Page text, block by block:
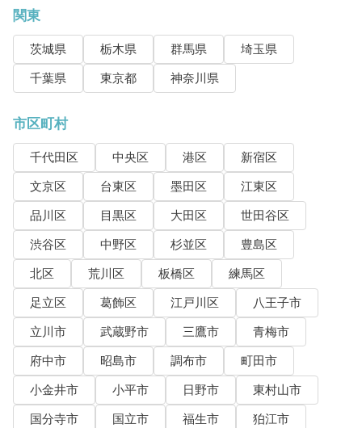
関東
茨城県 栃木県 群馬県
埼玉県
千葉県
東京都 神奈川県
市区町村
千代田区 中央区 港区
新宿区
文京区
台東区 墨田区
江東区
品川区
目黒区 大田区
世田谷区
渋谷区
中野区 杉並区
豊島区
北区
荒川区 板橋区
練馬区
足立区
葛飾区 江戸川区
八王子市
立川市
武蔵野市 三鷹市
青梅市
府中市
昭島市 調布市
町田市
小金井市
小平市 日野市
東村山市
国分寺市
国立市 福生市
狛江市